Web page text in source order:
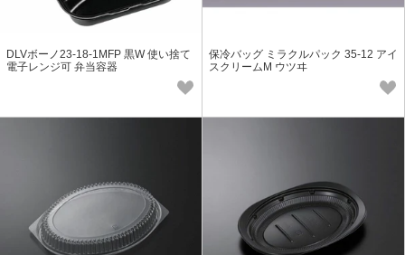
DLVボーノ23-18-1MFP 黒W 使い捨て
電子レンジ可 弁当容器
保冷バッグ ミラクルパック 35-12 アイ
スクリームM ウツヰ